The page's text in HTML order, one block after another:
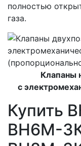
полностью
газа.
Клапаны
с
Купить
ВН6M-